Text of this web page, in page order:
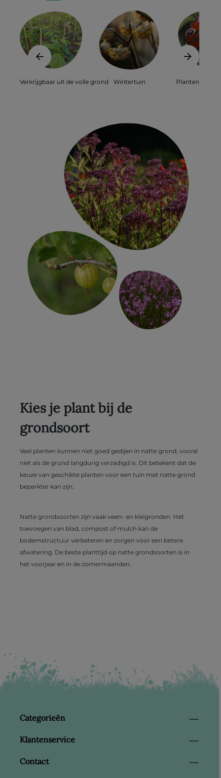
Verkrijgbaar uit de volle grond Wintertuin Planten voor
Kies je plant bij de
grondsoort
Veel planten kunnen niet goed gedijen in natte grond, vooral
niet als de grond langdurig verzadigd is. Dit betekent dat de
keuze van geschikte planten voor een tuin met natte grond
beperkter kan zijn.
Natte grondsoorten zijn vaak veen- en kleigronden. Het
toevoegen van blad, compost of mulch kan de
bodemstructuur verbeteren en zorgen voor een betere
afwatering. De beste planttijd op natte grondsoorten is in
het voorjaar en in de zomermaanden.
Categorieën
Klantenservice
Contact